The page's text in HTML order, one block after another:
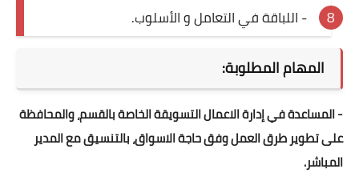
- اللباقة في التعامل و الأسلوب.
المهام المطلوبة:
- المساعدة في إدارة الاعمال التسويقة الخاصة بالقسم، والمحافظة
على تطوير طرق العمل وفق حاجة الاسواق، بالتنسيق مع المدير
المباشر.